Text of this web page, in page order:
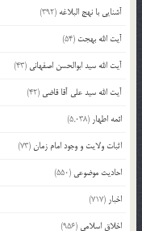
آشنایی با نهج البلاغه (392)
آیت الله بهجت (54)
آیت الله سید ابوالحسن اصفهانی (43)
آیت الله سید علی آقا قاضی (42)
ائمه اطهار (5,038)
اثبات ولایت و وجود امام زمان (73)
احادیث موضوعی (550)
اخبار (717)
اخلاق اسلامی (956)